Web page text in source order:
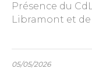
Présence du
Libramont et
05/05/2026